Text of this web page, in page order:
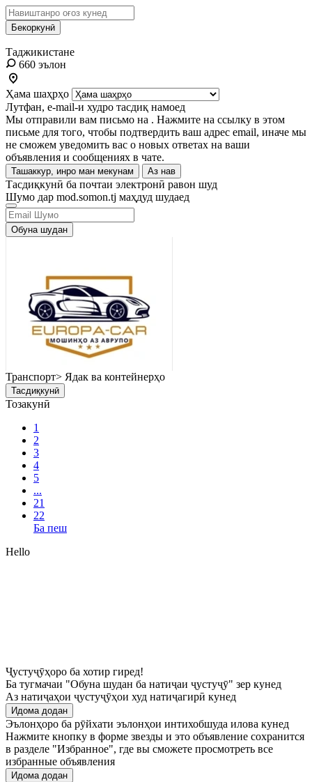
Бекоркунӣ
Таджикистане
660 эълон
Ҳама шаҳрҳо
Лутфан, e-mail-и худро тасдиқ намоед
Мы отправили вам письмо на . Нажмите на ссылку в этом
письме для того, чтобы подтвердить ваш адрес email, иначе мы
не сможем уведомить вас о новых ответах на ваши
объявления и сообщениях в чате.
Ташаккур, инро ман мекунам Аз нав
Тасдиқкунӣ ба почтаи электронӣ равон шуд
Шумо дар mod.somon.tj маҳдуд шудаед
Обуна шудан
Транспорт> Ядак ва контейнерҳо
Тасдиқкунӣ
Тозакунӣ
1
2
3
4
5
...
21
22
Ба пеш
Hello
Ҷустуҷӯҳоро ба хотир гиред!
Ба тугмачаи "Обуна шудан ба натиҷаи ҷустуҷӯ" зер кунед
Аз натиҷаҳои ҷустуҷӯҳои худ натиҷагирӣ кунед
Идома додан
Эълонҳоро ба рӯйхати эълонҳои интихобшуда илова кунед
Нажмите кнопку в форме звезды и это объявление сохранится
в разделе "Избранное", где вы сможете просмотреть все
избранные объявления
Идома додан